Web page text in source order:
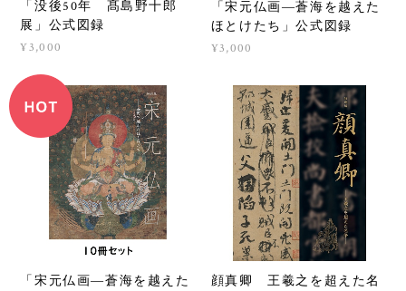
「没後50年 髙島野十郎
展」公式図録
¥3,000
「宋元仏画―蒼海を越えた
ほとけたち」公式図録
¥3,000
「宋元仏画―蒼海を越えた
顔真卿 王羲之を超えた名